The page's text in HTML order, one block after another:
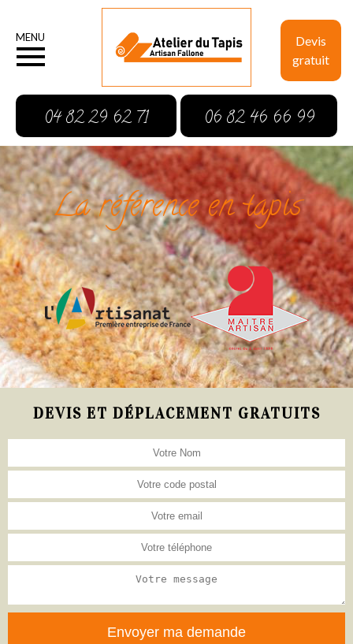
Devis
gratuit
MENU
04 82 29 62 71 06 82 46 66 99
La référence en tapis
DEVIS ET DÉPLACEMENT GRATUITS